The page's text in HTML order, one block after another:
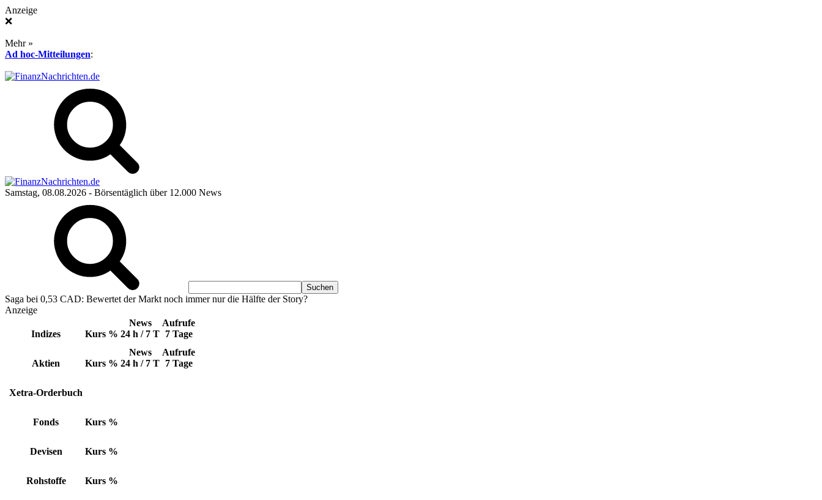
Anzeige
❌
Mehr »
Ad hoc-Mitteilungen:
Samstag, 08.08.2026 - Börsentäglich über 12.000 News
Saga bei 0,53 CAD: Bewertet der Markt noch immer nur die Hälfte der Story?
Anzeige
Indizes Kurs %
News
24 h / 7 T
Aufrufe
7 Tage
Aktien Kurs %
News
24 h / 7 T
Aufrufe
7 Tage
Xetra-Orderbuch
Fonds Kurs %
Devisen Kurs %
Rohstoffe Kurs %